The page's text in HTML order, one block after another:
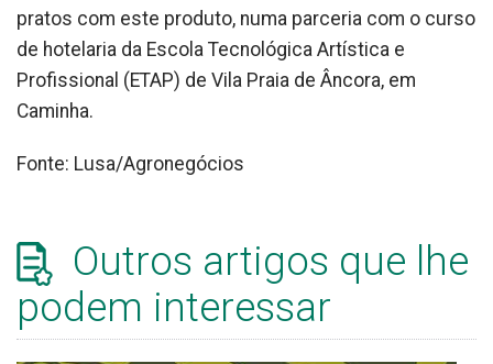
pratos com este produto, numa parceria com o curso
de hotelaria da Escola Tecnológica Artística e
Profissional (ETAP) de Vila Praia de Âncora, em
Caminha.
Fonte: Lusa/Agronegócios
Outros artigos que lhe
podem interessar